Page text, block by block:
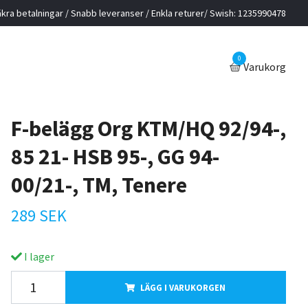
betalningar / Snabb leveranser / Enkla returer/ Swish: 1235990478
0
Varukorg
F-belägg Org KTM/HQ 92/94-,
85 21- HSB 95-, GG 94-
00/21-, TM, Tenere
289 SEK
I lager
LÄGG I VARUKORGEN